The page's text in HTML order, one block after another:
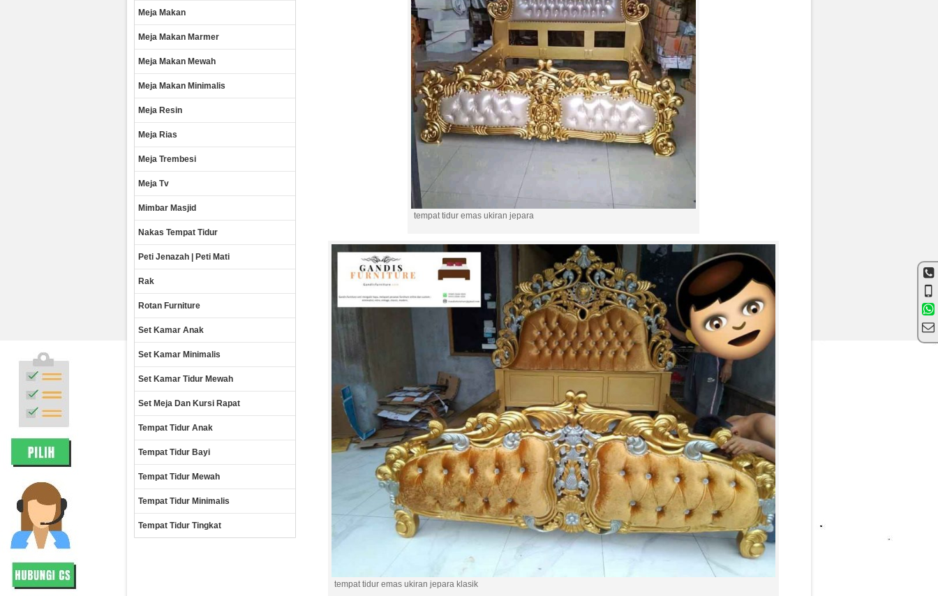
tempat tidur emas ukiran jepara
tempat tidur emas ukiran jepara klasik
Meja Makan
Meja Makan Marmer
Meja Makan Mewah
Meja Makan Minimalis
Meja Resin
Meja Rias
Meja Trembesi
Meja Tv
Mimbar Masjid
Nakas Tempat Tidur
Peti Jenazah | Peti Mati
Rak
Rotan Furniture
Set Kamar Anak
Set Kamar Minimalis
Set Kamar Tidur Mewah
Set Meja Dan Kursi Rapat
Tempat Tidur Anak
Tempat Tidur Bayi
Tempat Tidur Mewah
Tempat Tidur Minimalis
Tempat Tidur Tingkat